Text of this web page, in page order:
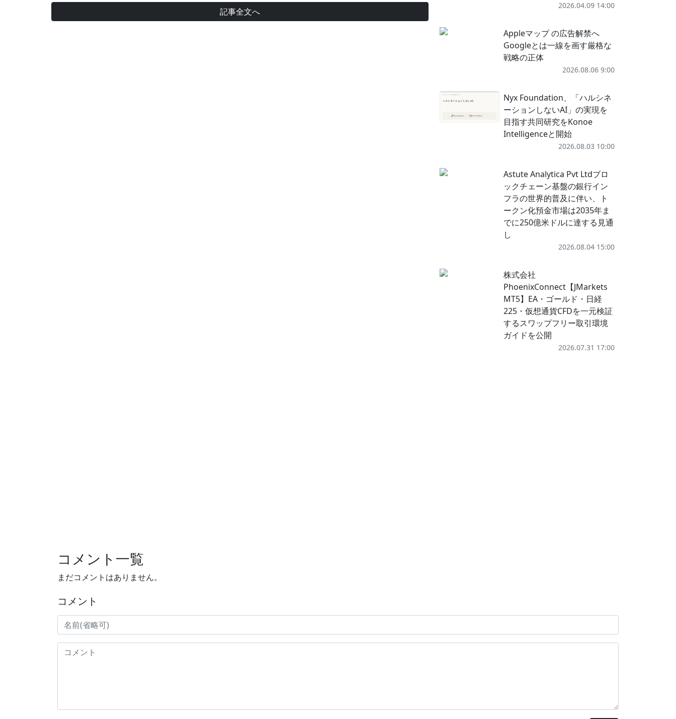
記事全文へ
2026.04.09 14:00
Appleマップ の広告解禁へ
Googleとは一線を画す厳格な
戦略の正体
2026.08.06 9:00
Nyx Foundation、「ハルシネ
ーションしないAI」の実現を
目指す共同研究をKonoe
Intelligenceと開始
2026.08.03 10:00
Astute Analytica Pvt Ltdブロ
ックチェーン基盤の銀行イン
フラの世界的普及に伴い、ト
ークン化預金市場は2035年ま
でに250億米ドルに達する見通
し
2026.08.04 15:00
株式会社
PhoenixConnect【JMarkets
MT5】EA・ゴールド・日経
225・仮想通貨CFDを一元検証
するスワップフリー取引環境
ガイドを公開
2026.07.31 17:00
コメント一覧
まだコメントはありません。
コメント